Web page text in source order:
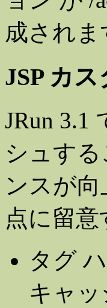
成されま
JSP カ
JRun 3.1
シュす
ンスが
点に留
タグ
キャ